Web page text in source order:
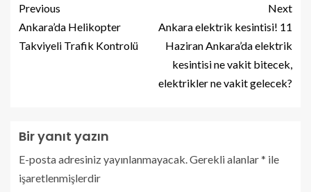
Previous
Ankara’da Helikopter
Takviyeli Trafik Kontrolü
Next
Ankara elektrik kesintisi! 11
Haziran Ankara’da elektrik
kesintisi ne vakit bitecek,
elektrikler ne vakit gelecek?
Bir yanıt yazın
E-posta adresiniz yayınlanmayacak. Gerekli alanlar* ile
işaretlenmişlerdir